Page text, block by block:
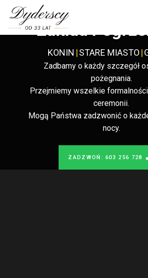
Całodobowy
Zakład
KONIN |STARE MIASTO |
Zadbamy o każdy szczegół
pożegnania.
Przejmiemy wszelkie
ceremonii.
Mogą Państwa zadzwonić o
nocy.
ZADZWOŃ: 603 256 728